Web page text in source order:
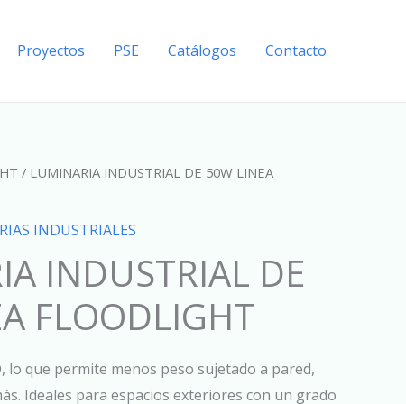
Proyectos PSE Catálogos Contacto
/ LUMINARIA INDUSTRIAL DE 50W LINEA
INDUSTRIALES
INDUSTRIAL DE
FLOODLIGHT
lo que permite menos peso sujetado a pared,
Ideales para espacios exteriores con un grado